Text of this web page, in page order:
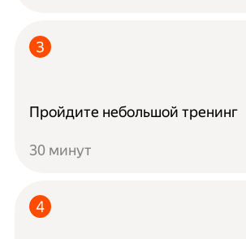
Пройдите небольшой тренинг
30 минут